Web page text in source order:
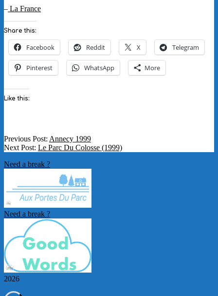
– La France
Share this:
Facebook Reddit X Telegram
Pinterest WhatsApp More
Like this:
1999-
03-
Previous Post: Annecy 1999
Next Post: Le Parc Du Colosse (1999)
Need a break ?
Need a break ?
2026